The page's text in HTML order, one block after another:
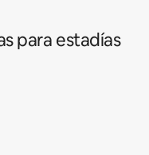
para estadías